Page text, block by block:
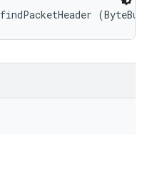
findPacketHeader